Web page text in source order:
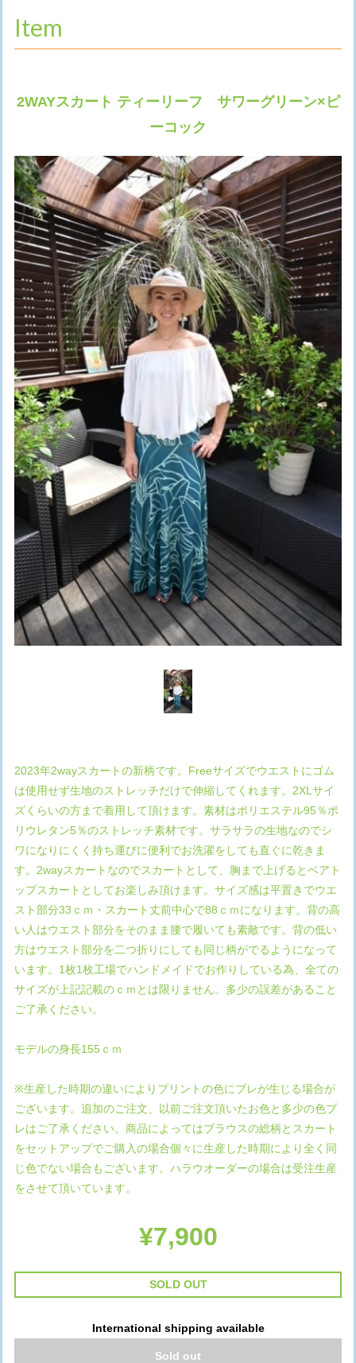
Item
2WAYスカート ティーリーフ サワーグリーン×ピ
ーコック
2023年2wayスカートの新柄です。Freeサイズでウエストにゴム
は使用せず生地のストレッチだけで伸縮してくれます。2XLサイ
ズくらいの方まで着用して頂けます。素材はポリエステル95％ポ
リウレタン5％のストレッチ素材です。サラサラの生地なのでシ
ワになりにくく持ち運びに便利でお洗濯をしても直ぐに乾きま
す。2wayスカートなのでスカートとして、胸まで上げるとベアト
ップスカートとしてお楽しみ頂けます。サイズ感は平置きでウエ
スト部分33ｃｍ・スカート丈前中心で88ｃｍになります。背の高
い人はウエスト部分をそのまま腰で履いても素敵です。背の低い
方はウエスト部分を二つ折りにしても同じ柄がでるようになって
います。1枚1枚工場でハンドメイドでお作りしている為、全ての
サイズが上記記載のｃｍとは限りません。多少の誤差があること
ご了承ください。
モデルの身長155ｃｍ
※生産した時期の違いによりプリントの色にブレが生じる場合が
ございます。追加のご注文、以前ご注文頂いたお色と多少の色ブ
レはご了承ください。商品によってはブラウスの総柄とスカート
をセットアップでご購入の場合個々に生産した時期により全く同
じ色でない場合もございます。ハラウオーダーの場合は受注生産
をさせて頂いています。
¥7,900
SOLD OUT
International shipping available
Sold out